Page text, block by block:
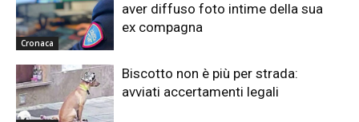
Cronaca
aver diffuso foto intime della sua
ex compagna
Biscotto non è più per strada:
avviati accertamenti legali